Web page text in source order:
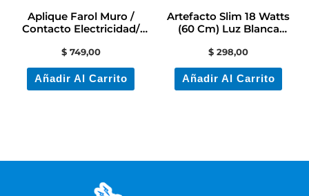
Aplique Farol Muro /
Contacto Electricidad/
$749,00
Añadir Al Carrito
Artefacto Slim 18 Watts
(60 Cm) Luz Blanca
$ 298,00
Añadir Al Carrito